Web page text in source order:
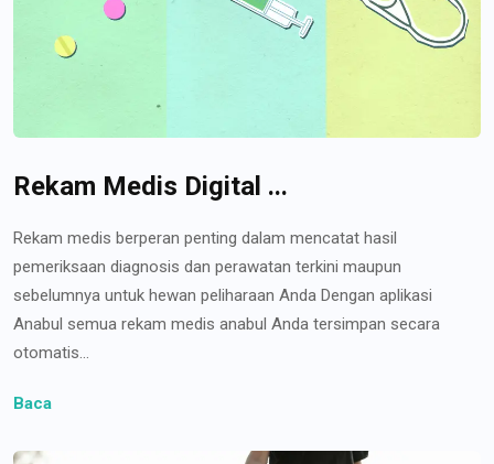
Rekam Medis Digital ...
Rekam medis berperan penting dalam mencatat hasil
pemeriksaan diagnosis dan perawatan terkini maupun
sebelumnya untuk hewan peliharaan Anda Dengan aplikasi
Anabul semua rekam medis anabul Anda tersimpan secara
otomatis...
Baca